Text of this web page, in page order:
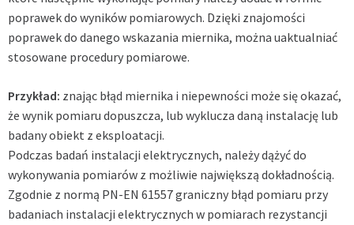
poprawek do wyników pomiarowych. Dzięki znajomości
poprawek do danego wskazania miernika, można uaktualniać
stosowane procedury pomiarowe.
Przykład: znając błąd miernika i niepewności może się okazać,
że wynik pomiaru dopuszcza, lub wyklucza daną instalację lub
badany obiekt z eksploatacji.
Podczas badań instalacji elektrycznych, należy dążyć do
wykonywania pomiarów z możliwie największą dokładnością.
Zgodnie z normą PN-EN 61557 graniczny błąd pomiaru przy
badaniach instalacji elektrycznych w pomiarach rezystancji